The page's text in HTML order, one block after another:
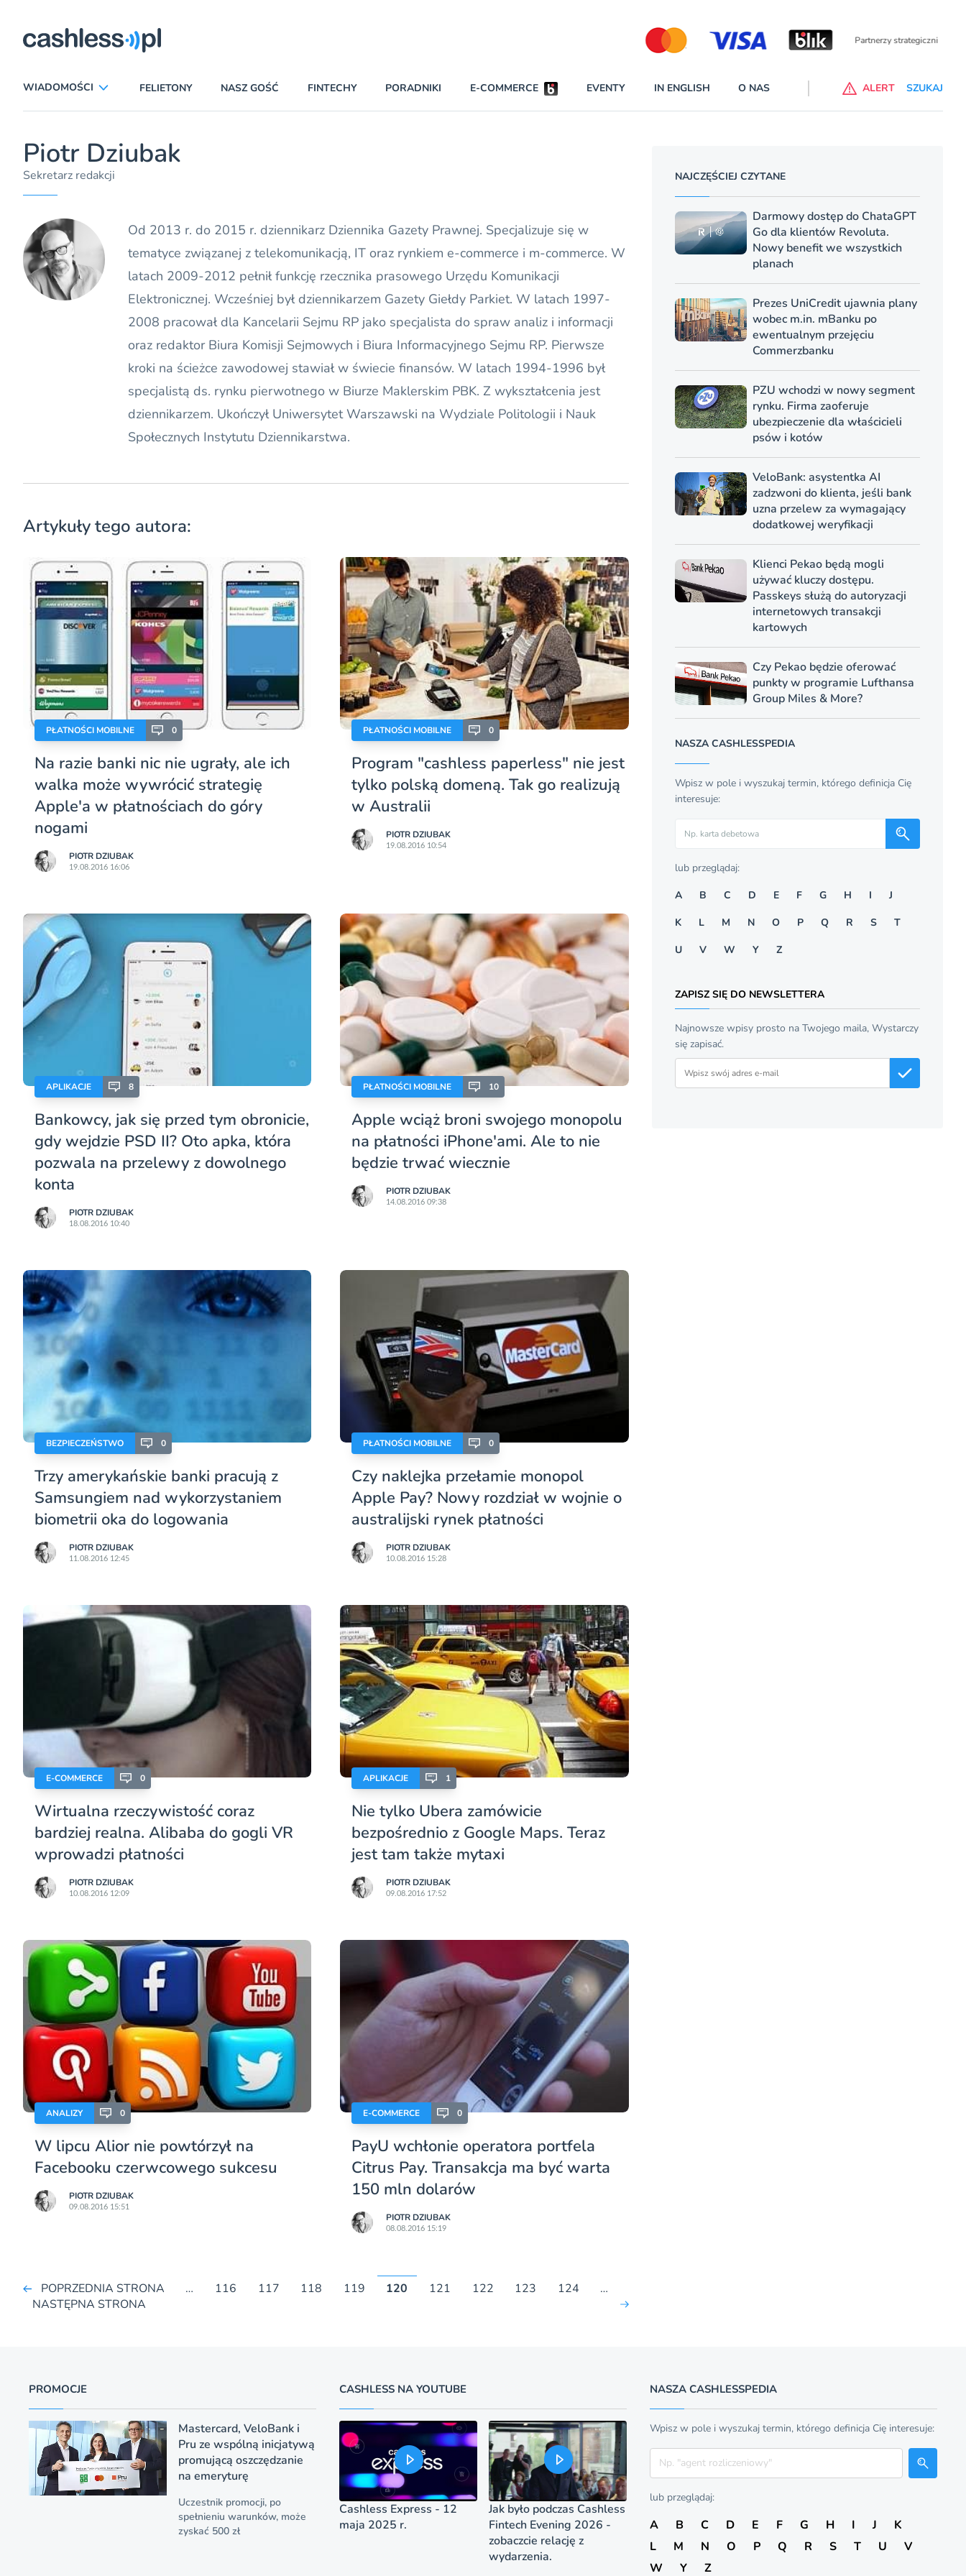
Partnerzy wspierający
WIADOMOŚCI
CIEKAWOSTKI
PROMOCJE
TEMAT DNIA
E-COMMERCE
PŁATNOŚCI MOBILNE
RAPORTY SPECJALNE
Czytaj więcej
FELIETONY NASZ GOŚĆ FINTECHY PORADNIKI E-COMMERCE EVENTY IN ENGLISH O NAS ALERT SZUKAJ
Piotr Dziubak
Sekretarz redakcji
Od 2013 r. do 2015 r. dziennikarz Dziennika Gazety Prawnej. Specjalizuje się w
tematyce związanej z telekomunikacją, IT oraz rynkiem e-commerce i m-commerce. W
latach 2009-2012 pełnił funkcję rzecznika prasowego Urzędu Komunikacji
Elektronicznej. Wcześniej był dziennikarzem Gazety Giełdy Parkiet. W latach 1997-
2008 pracował dla Kancelarii Sejmu RP jako specjalista do spraw analiz i informacji
oraz redaktor Biura Komisji Sejmowych i Biura Informacyjnego Sejmu RP. Pierwsze
kroki na ścieżce zawodowej stawiał w świecie finansów. W latach 1994-1996 był
specjalistą ds. rynku pierwotnego w Biurze Maklerskim PBK. Z wykształcenia jest
dziennikarzem. Ukończył Uniwersytet Warszawski na Wydziale Politologii i Nauk
Społecznych Instytutu Dziennikarstwa.
Artykuły tego autora:
PŁATNOŚCI MOBILNE 0
Na razie banki nic nie ugrały, ale ich
walka może wywrócić strategię
Apple'a w płatnościach do góry
nogami
PIOTR DZIUBAK
19.08.2016 16:06
PŁATNOŚCI MOBILNE 0
Program "cashless paperless" nie jest
tylko polską domeną. Tak go realizują
w Australii
PIOTR DZIUBAK
19.08.2016 10:54
APLIKACJE 8
Bankowcy, jak się przed tym obronicie,
gdy wejdzie PSD II? Oto apka, która
pozwala na przelewy z dowolnego
konta
PIOTR DZIUBAK
18.08.2016 10:40
PŁATNOŚCI MOBILNE 10
Apple wciąż broni swojego monopolu
na płatności iPhone'ami. Ale to nie
będzie trwać wiecznie
PIOTR DZIUBAK
14.08.2016 09:38
BEZPIECZEŃSTWO 0
Trzy amerykańskie banki pracują z
Samsungiem nad wykorzystaniem
biometrii oka do logowania
PIOTR DZIUBAK
11.08.2016 12:45
PŁATNOŚCI MOBILNE 0
Czy naklejka przełamie monopol
Apple Pay? Nowy rozdział w wojnie o
australijski rynek płatności
PIOTR DZIUBAK
10.08.2016 15:28
E-COMMERCE 0
Wirtualna rzeczywistość coraz
bardziej realna. Alibaba do gogli VR
wprowadzi płatności
PIOTR DZIUBAK
10.08.2016 12:09
APLIKACJE 1
Nie tylko Ubera zamówicie
bezpośrednio z Google Maps. Teraz
jest tam także mytaxi
PIOTR DZIUBAK
09.08.2016 17:52
ANALIZY 0
W lipcu Alior nie powtórzył na
Facebooku czerwcowego sukcesu
PIOTR DZIUBAK
09.08.2016 15:51
E-COMMERCE 0
PayU wchłonie operatora portfela
Citrus Pay. Transakcja ma być warta
150 mln dolarów
PIOTR DZIUBAK
08.08.2016 15:19
POPRZEDNIA STRONA … 116 117 118 119 120 121 122 123 124
…
NASTĘPNA STRONA
NAJCZĘŚCIEJ CZYTANE
Darmowy dostęp do ChataGPT
Go dla klientów Revoluta.
Nowy benefit we wszystkich
planach
Prezes UniCredit ujawnia plany
wobec m.in. mBanku po
ewentualnym przejęciu
Commerzbanku
PZU wchodzi w nowy segment
rynku. Firma zaoferuje
ubezpieczenie dla właścicieli
psów i kotów
VeloBank: asystentka AI
zadzwoni do klienta, jeśli bank
uzna przelew za wymagający
dodatkowej weryfikacji
Klienci Pekao będą mogli
używać kluczy dostępu.
Passkeys służą do autoryzacji
internetowych transakcji
kartowych
Czy Pekao będzie oferować
punkty w programie Lufthansa
Group Miles & More?
NASZA CASHLESSPEDIA
Wpisz w pole i wyszukaj termin, którego definicja Cię
interesuje:
lub przeglądaj:
A
B C D E F G H I
J
K
L M N O P Q R S
T
U
V W Y Z
ZAPISZ SIĘ DO NEWSLETTERA
Najnowsze wpisy prosto na Twojego maila, Wystarczy
się zapisać.
PROMOCJE
Mastercard, VeloBank i
Pru ze wspólną inicjatywą
promującą oszczędzanie
na emeryturę
Uczestnik promocji, po
spełnieniu warunków, może
zyskać 500 zł
CASHLESS NA YOUTUBE
Cashless Express - 12
maja 2025 r.
Jak było podczas Cashless
Fintech Evening 2026 -
zobaczcie relację z
wydarzenia.
NASZA CASHLESSPEDIA
Wpisz w pole i wyszukaj termin, którego definicja Cię interesuje:
Szukaj
lub przeglądaj:
A B C D E F G H I J
K
L
M N O P Q R S T U
V
W
Y Z